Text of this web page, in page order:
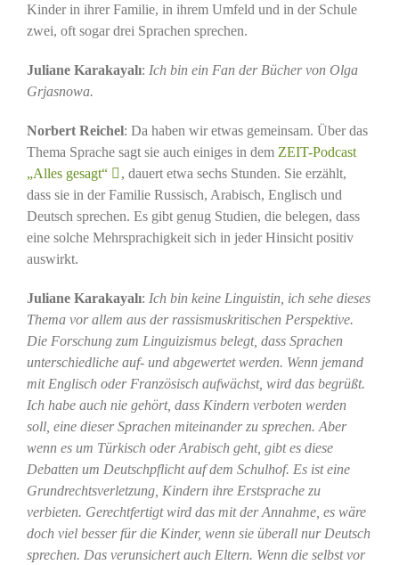
Kinder in ihrer Familie, in ihrem Umfeld und in der Schule
zwei, oft sogar drei Sprachen sprechen.
Juliane Karakayalı: Ich bin ein Fan der Bücher von Olga
Grjasnowa.
Norbert Reichel: Da haben wir etwas gemeinsam. Über das
Thema Sprache sagt sie auch einiges in dem ZEIT-Podcast
„Alles gesagt“
, dauert etwa sechs Stunden. Sie erzählt,
dass sie in der Familie Russisch, Arabisch, Englisch und
Deutsch sprechen. Es gibt genug Studien, die belegen, dass
eine solche Mehrsprachigkeit sich in jeder Hinsicht positiv
auswirkt.
Juliane Karakayalı: Ich bin keine Linguistin, ich sehe dieses
Thema vor allem aus der rassismuskritischen Perspektive.
Die Forschung zum Linguizismus belegt, dass Sprachen
unterschiedliche auf- und abgewertet werden. Wenn jemand
mit Englisch oder Französisch aufwächst, wird das begrüßt.
Ich habe auch nie gehört, dass Kindern verboten werden
soll, eine dieser Sprachen miteinander zu sprechen. Aber
wenn es um Türkisch oder Arabisch geht, gibt es diese
Debatten um Deutschpflicht auf dem Schulhof. Es ist eine
Grundrechtsverletzung, Kindern ihre Erstsprache zu
verbieten. Gerechtfertigt wird das mit der Annahme, es wäre
doch viel besser für die Kinder, wenn sie überall nur Deutsch
sprechen. Das verunsichert auch Eltern. Wenn die selbst vor